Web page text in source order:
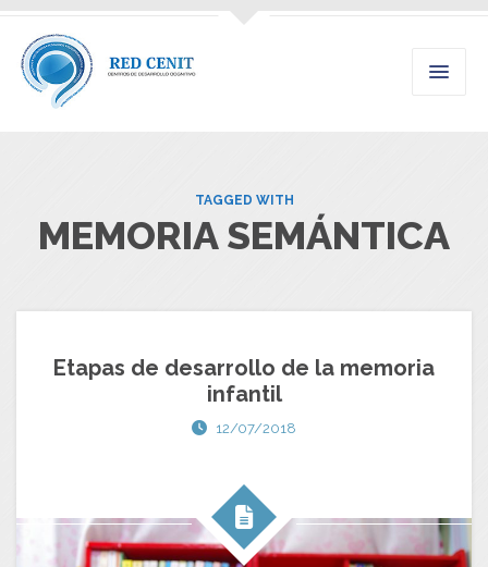
TAGGED WITH
MEMORIA SEMÁNTICA
Etapas de desarrollo de la memoria
infantil
12/07/2018